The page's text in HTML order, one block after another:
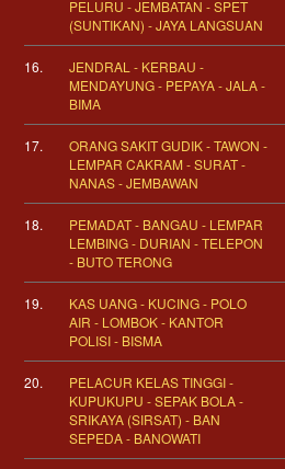
PELURU - JEMBATAN - SPET
(SUNTIKAN) - JAYA LANGSUAN
16.
JENDRAL - KERBAU -
MENDAYUNG - PEPAYA - JALA -
BIMA
17.
ORANG SAKIT GUDIK - TAWON -
LEMPAR CAKRAM - SURAT -
NANAS - JEMBAWAN
18.
PEMADAT - BANGAU - LEMPAR
LEMBING - DURIAN - TELEPON
- BUTO TERONG
19.
KAS UANG - KUCING - POLO
AIR - LOMBOK - KANTOR
POLISI - BISMA
20.
PELACUR KELAS TINGGI -
KUPUKUPU - SEPAK BOLA -
SRIKAYA (SIRSAT) - BAN
SEPEDA - BANOWATI